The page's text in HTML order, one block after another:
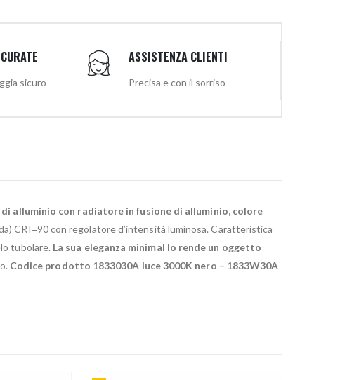
sicuro
ASSISTENZA CLIENTI
Precisa e con il sorriso
alluminio con radiatore in fusione di alluminio, colore
CRI=90 con regolatore d’intensità luminosa. Caratteristica
tubolare. La sua eleganza minimal lo rende un oggetto
Codice prodotto 1833030A luce 3000K nero – 1833W30A